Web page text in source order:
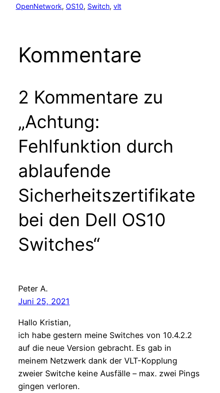
OpenNetwork, OS10, Switch, vlt
Kommentare
2 Kommentare zu
„Achtung:
Fehlfunktion durch
ablaufende
Sicherheitszertifikate
bei den Dell OS10
Switches“
Peter A.
Juni 25, 2021
Hallo Kristian,
ich habe gestern meine Switches von 10.4.2.2
auf die neue Version gebracht. Es gab in
meinem Netzwerk dank der VLT-Kopplung
zweier Switche keine Ausfälle – max. zwei Pings
gingen verloren.